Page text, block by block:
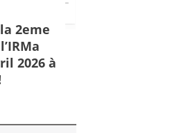
2eme
2026 à